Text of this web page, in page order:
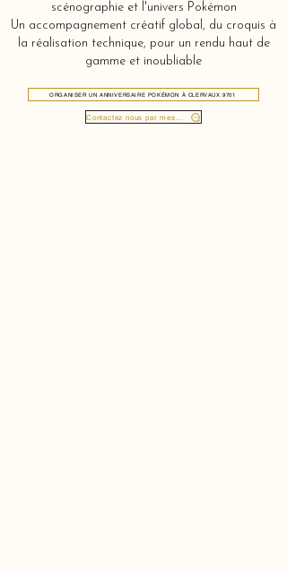
scénographie et l'univers Pokémon
Un accompagnement créatif global, du croquis à
la réalisation technique, pour un rendu haut de
gamme et inoubliable
ORGANISER UN ANNIVERSAIRE POKÉMON À CLERVAUX 9701